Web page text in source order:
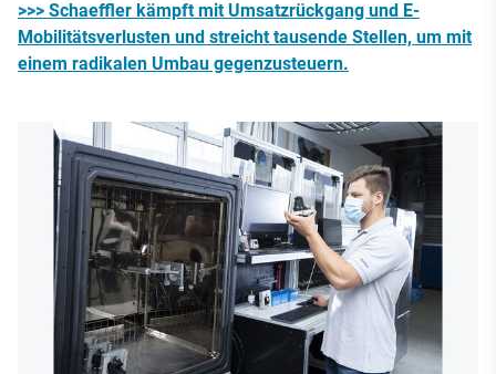
>>> Schaeffler kämpft mit Umsatzrückgang und E-
Mobilitätsverlusten und streicht tausende Stellen, um mit
einem radikalen Umbau gegenzusteuern.